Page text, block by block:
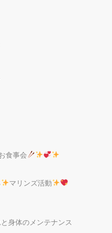
食事会
マリンズ活動
身体のメンテナンス